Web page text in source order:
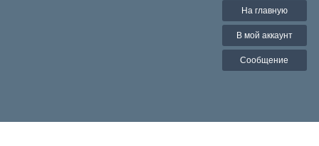
На главную
В мой аккаунт
Сообщение